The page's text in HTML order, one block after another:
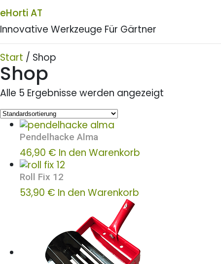
eHorti AT
Innovative Werkzeuge Für Gärtner
Start / Shop
Shop
Alle 5 Ergebnisse werden angezeigt
Pendelhacke Alma
46,90 € In den Warenkorb
Roll Fix 12
53,90 € In den Warenkorb